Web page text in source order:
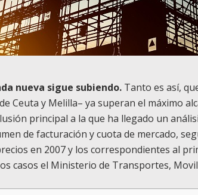
nueva sigue subiendo. Tanto es así,
Ceuta y Melilla– ya superan el máximo
principal a la que ha llegado un
de facturación y cuota de mercado,
en 2007 y los correspondientes al
casos el Ministerio de Transportes,